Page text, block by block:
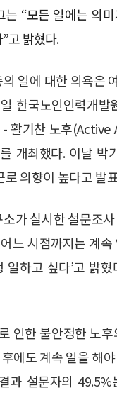
“모든 일에는 의
고 밝혔다.
일에 대한 의욕은
한국노인인력개발
활기찬 노후(Active
개최했다. 이날 박
로 의향이 높다고 발
가 실시한 설문조
느 시점까지는 계
하고 싶다’고 밝
인한 불안정한 노
에도 계속 일을 해
설문자의 49.5%